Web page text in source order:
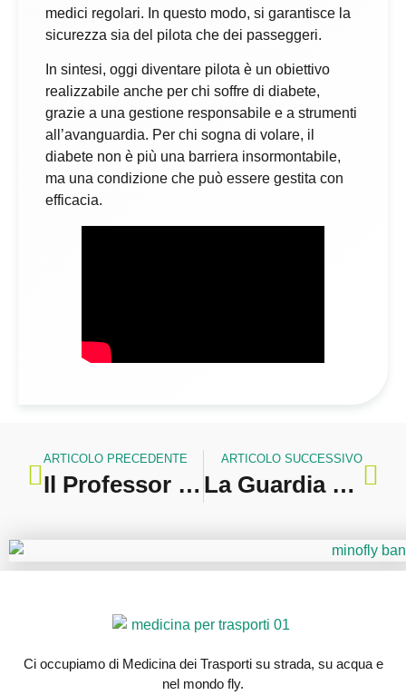
medici regolari. In questo modo, si garantisce la
sicurezza sia del pilota che dei passeggeri.
In sintesi, oggi diventare pilota è un obiettivo
realizzabile anche per chi soffre di diabete,
grazie a una gestione responsabile e a strumenti
all’avanguardia. Per chi sogna di volare, il
diabete non è più una barriera insormontabile,
ma una condizione che può essere gestita con
efficacia.
ARTICOLO PRECEDENTE
Il Professor Minoretti entra a far parte dell’Editorial Board di Scientific Reports
ARTICOLO SUCCESSIVO
La Guardia di Finanza festeggia 70 anni di volo e 250 anni di storia
Ci occupiamo di Medicina dei Trasporti su strada, su acqua e
nel mondo fly.